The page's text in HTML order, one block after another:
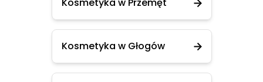
Kosmetyka w Głogów